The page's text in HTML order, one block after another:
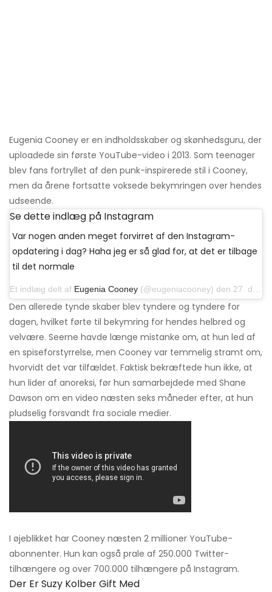
Eugenia Cooney er en indholdsskaber og skønhedsguru, der
uploadede sin første YouTube-video i 2013. Som teenager
blev fans fortryllet af den punk-inspirerede stil i Cooney,
men da årene fortsatte voksede bekymringen over hendes
udseende.
Se dette indlæg på Instagram
Var nogen anden meget forvirret af den Instagram-
opdatering i dag? Haha jeg er så glad for, at det er tilbage
til det normale
Et indlæg delt af Eugenia Cooney (@eugeniacooney) den 27. december 2018 kl.9: 46 PST
Den allerede tynde skaber blev tyndere og tyndere for
dagen, hvilket førte til bekymring for hendes helbred og
velvære. Seerne havde længe mistanke om, at hun led af
en spiseforstyrrelse, men Cooney var temmelig stramt om,
hvorvidt det var tilfældet. Faktisk bekræftede hun ikke, at
hun lider af anoreksi, før hun samarbejdede med Shane
Dawson om en video næsten seks måneder efter, at hun
pludselig forsvandt fra sociale medier.
I øjeblikket har Cooney næsten 2 millioner YouTube-
abonnenter. Hun kan også prale af 250.000 Twitter-
tilhængere og over 700.000 tilhængere på Instagram.
Der Er Suzy Kolber Gift Med